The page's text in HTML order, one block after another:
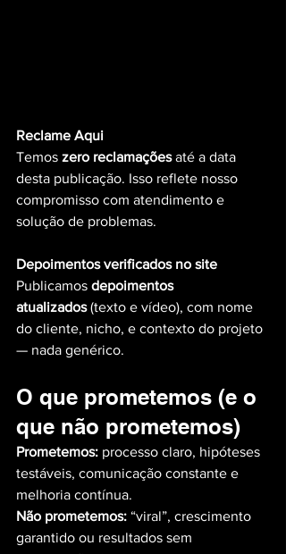
Reclame Aqui
Temos zero reclamações até a data
desta publicação. Isso reflete nosso
compromisso com atendimento e
solução de problemas.
Depoimentos verificados no site
Publicamos depoimentos
atualizados (texto e vídeo), com nome
do cliente, nicho, e contexto do projeto
— nada genérico.
O que prometemos (e o
que não prometemos)
Prometemos: processo claro, hipóteses
testáveis, comunicação constante e
melhoria contínua.
Não prometemos: “viral”, crescimento
garantido ou resultados sem